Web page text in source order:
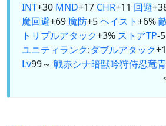
INT+30 MND+17 CHR+11 回避
魔回避+69 魔防+5ヘイスト+6%
トリプルアタック+3% ストアTP-5
ユニティランク:ダブルアタック
Lv99～ 戦赤シナ暗獣吟狩侍忍竜青